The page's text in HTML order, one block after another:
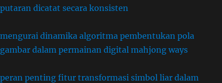
putaran dicatat secara konsisten
mengurai dinamika algoritma pembentukan pola
gambar dalam permainan digital mahjong ways
peran penting fitur transformasi simbol liar dalam